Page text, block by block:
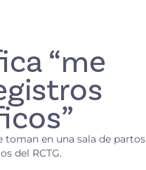
“me
toman en una sala de partos
del RCTG.